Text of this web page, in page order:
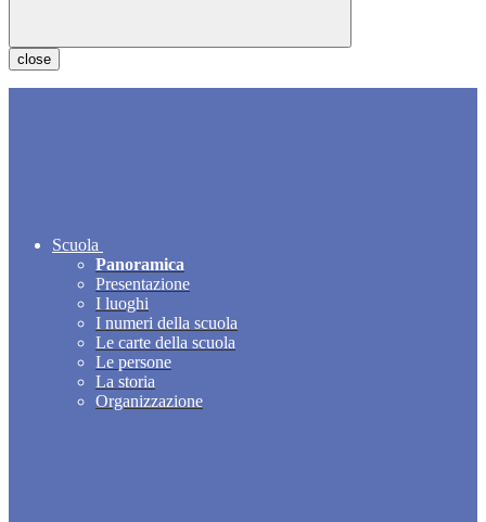
close
Scuola
Panoramica
Presentazione
I luoghi
I numeri della scuola
Le carte della scuola
Le persone
La storia
Organizzazione